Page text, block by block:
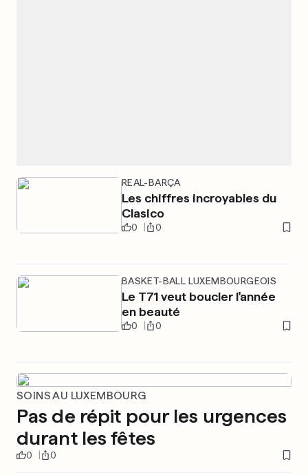
REAL-BARÇA
Les chiffres incroyables du
Clasico
0 0
BASKET-BALL LUXEMBOURGEOIS
Le T71 veut boucler l'année
en beauté
0 0
SOINS AU LUXEMBOURG
Pas de répit pour les urgences
durant les fêtes
0 0